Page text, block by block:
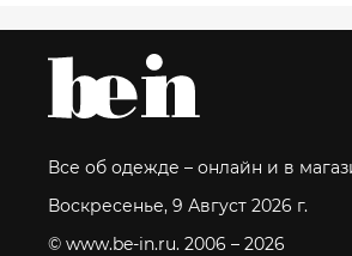
Все об одежде – онлайн и в
Воскресенье, 9 Август 2026 г.
© www.be-in.ru. 2006 – 2026